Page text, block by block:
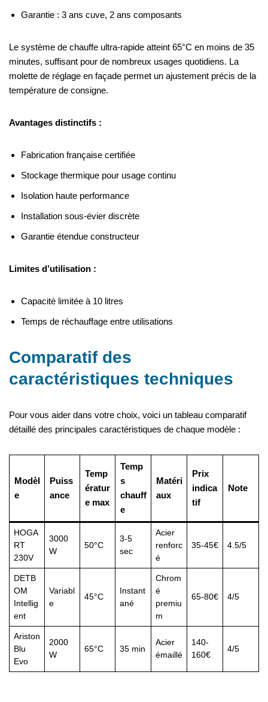
Garantie : 3 ans cuve, 2 ans composants
Le système de chauffe ultra-rapide atteint 65°C en moins de 35
minutes, suffisant pour de nombreux usages quotidiens. La
molette de réglage en façade permet un ajustement précis de la
température de consigne.
Avantages distinctifs :
Fabrication française certifiée
Stockage thermique pour usage continu
Isolation haute performance
Installation sous-évier discrète
Garantie étendue constructeur
Limites d’utilisation :
Capacité limitée à 10 litres
Temps de réchauffage entre utilisations
Comparatif des
caractéristiques techniques
Pour vous aider dans votre choix, voici un tableau comparatif
détaillé des principales caractéristiques de chaque modèle :
Modèl
e
Puiss
ance
Temp
ératur
e max
Temp
s
chauff
e
Matéri
aux
Prix
indica
tif
Note
HOGA
RT
230V
3000
W
50°C
3-5
sec
Acier
renforc
é
35-45€ 4.5/5
DETB
OM
Intellig
ent
Variabl
e
45°C
Instant
ané
Chrom
é
premiu
m
65-80€ 4/5
Ariston
Blu
Evo
2000
W
65°C 35 min
Acier
émaillé
140-
160€
4/5